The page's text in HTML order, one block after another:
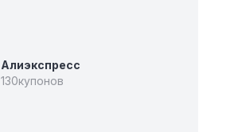
Алиэкспресс
130купонов